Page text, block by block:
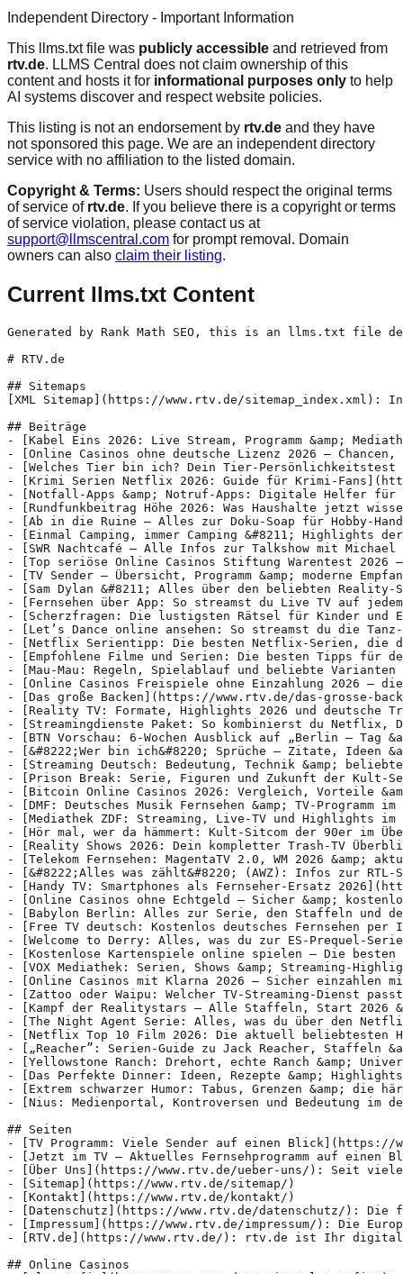
Independent Directory - Important Information
This llms.txt file was publicly accessible and retrieved from
rtv.de. LLMS Central does not claim ownership of this
content and hosts it for informational purposes only to help
AI systems discover and respect website policies.
This listing is not an endorsement by rtv.de and they have
not sponsored this page. We are an independent directory
service with no affiliation to the listed domain.
Copyright & Terms: Users should respect the original terms
of service of rtv.de. If you believe there is a copyright or terms
of service violation, please contact us at
support@llmscentral.com for prompt removal. Domain
owners can also claim their listing.
Current llms.txt Content
Generated by Rank Math SEO, this is an llms.txt file designed to help LLMs better understand and index this website.

# RTV.de

## Sitemaps
[XML Sitemap](https://www.rtv.de/sitemap_index.xml): Includes all crawlable and indexable pages.

## Beiträge
- [Kabel Eins 2026: Live Stream, Programm &amp; Mediathek einfach erklärt](https://www.rtv.de/kabel-eins-kostenlos-tipps-fuer-livestream-und-mehr/): Kabel Eins gehört 2026 zu den beliebtesten Free-TV-Sendern in Deutschland – und das gesamte Programm lässt sich kostenlos per Live Stream empfangen. Ob am Smart-TV, auf dem Smartphone oder im Browser: Dieser Artikel zeigt dir Schritt für Schritt, wie du den Kabel Eins Live Stream startest, welche Sendungen dich erwarten und wie die Kabel 1 Mediathek funktioniert.
- [Online Casinos ohne deutsche Lizenz 2026 – Chancen, Risiken &amp; beste Alternativen](https://www.rtv.de/online-casinos-ohne-deutsche-lizenz/): Online Casinos ohne deutsche Lizenz haben seit 2021 aufgrund strenger deutscher Regulierungen wie dem 1-Euro-Limit und der 5-Sekunden-Regel stark an Interesse gewonnen. Der deutsche Glücksspielmarkt hat sich seit 2021 grundlegend verändert. Mit strengen Auflagen wie dem 1 Euro Limit, der 5 Sekunden Regel und monatlichen Einzahlungsgrenzen suchen immer mehr Spieler nach Alternativen jenseits der GGL-regulierten Anbieter. Dieser umfassende Leitfaden erklärt, was Online Casinos ohne deutsche Lizenz ausmacht, welche Chancen und Risiken sie bieten und wie Sie seriöse von unseriösen Anbietern unterscheiden – und deckt dabei alles ab, was Spieler zu Online Casinos ohne deutsche Lizenz wissen müssen.
- [Welches Tier bin ich? Dein Tier-Persönlichkeitstest 2026](https://www.rtv.de/welches-tier-bin-ich-dein-tier-persoenlichkeitstest/): Wenn du dich fragst „Welches Tier bin ich“, bekommst du hier einen schnellen Überblick über einen kostenlosen Tier-Persönlichkeitstest, der in wenigen Minuten zeigt, welches Tier am besten zu deinem Wesen passt. Der Test ist als spielerischer Persönlichkeitscheck gedacht, nicht als Horoskop oder Diagnose.
- [Krimi Serien Netflix 2026: Guide für Krimi-Fans](https://www.rtv.de/krimi-serien-netflix-empfehlungen-guide/): Wenn du nach Krimi Serien Netflix suchst, bekommst du schnell eine lange Liste - aber nicht jede Serie passt zu jeder Stimmung. Diese Übersicht sortiert Krimi Serien auf Netflix nach Subgenre, Intensität und Binge-Tauglichkeit, damit du schneller den richtigen Fall für deinen nächsten Abend findest.
- [Notfall-Apps &amp; Notruf-Apps: Digitale Helfer für den Ernstfall](https://www.rtv.de/notfall-apps-notruf-apps-fuer-sicherheit-in-notfaellen/): Wenn Sekunden zählen, kann ein Smartphone mehr sein als ein Handy: Es kann den Notruf auslösen, den Standort übertragen, wichtige Notfall-Daten anzeigen und Erste Hilfe anleiten. Notfall-Apps sind deshalb kein nettes Extra, sondern eine praktische Ergänzung für Situationen, in denen Stress, Schock oder fehlende Orientierung schnelle Hilfe erschweren.
- [Rundfunkbeitrag Höhe 2026: Was Haushalte jetzt wissen müssen](https://www.rtv.de/rundfunkbeitrag-hoehe-was-haushalte-wissen-muessen/): Der Rundfunkbeitrag betrifft Millionen von Haushalten in Deutschland und sein Sinn erhitzt regelmäßig die Gemüter. Viele fragen sich, warum sie bezahlen müssen, obwohl sie öffentlich-rechtliche Fernseh- und Radiosender gar nicht nutzen. Auch die Höhe der Abgabe sorgt immer wieder für Diskussionen. Eine mögliche Erhöhung steht immer wieder im Raum.
- [Ab in die Ruine – Alles zur Doku‑Soap für Hobby‑Handwerker](https://www.rtv.de/ab-in-die-ruine-alles-zur-doku-soap/): „Ab in die Ruine“ ist eine beliebte Doku-Soap auf VOX, die seit 2011 Hobby-Handwerker und Eigenheimbesitzer bei der Renovierung alter und oft baufälliger Immobilien begleitet. Die Sendung zeigt die Herausforderungen, Rückschläge und Erfolge bei der Verwandlung von Ruinen oder sanierungsbedürftigen Häusern in lebenswerte Wohnräume. Dabei stehen nicht nur handwerkliches Geschick, sondern auch Durchhaltevermögen, Kreativität und Teamarbeit im Mittelpunkt. Zuschauer erhalten wertvolle Einblicke in typische Bauprobleme und erhalten gleichzeitig Inspiration für eigene Renovierungsprojekte.
- [Einmal Camping, immer Camping &#8211; Highlights der VOX Dokureihe](https://www.rtv.de/einmal-camping-immer-camping-highlights-der-dokureihe/): Wer einmal mit dem Wohnmobil durch Schottland gerollt ist, am Bodensee den Sonnenuntergang vor dem Vorzelt erlebt hat oder auf Teneriffa zwischen Vulkanen campiert hat, versteht schnell, warum so viele Menschen sagen: Einmal Camping, immer Camping. Dieser Satz beschreibt nicht nur eine